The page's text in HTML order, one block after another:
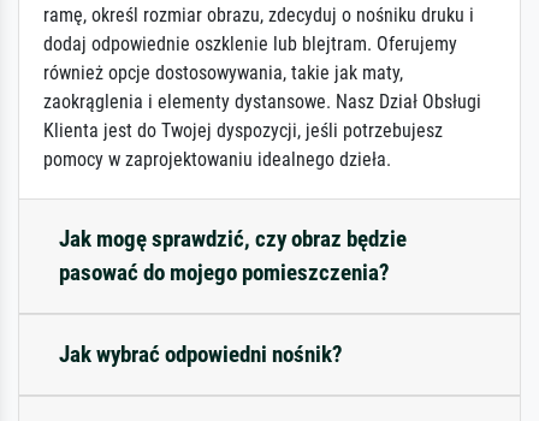
ramę, określ rozmiar obrazu, zdecyduj o nośniku druku i
dodaj odpowiednie oszklenie lub blejtram. Oferujemy
również opcje dostosowywania, takie jak maty,
zaokrąglenia i elementy dystansowe. Nasz Dział Obsługi
Klienta jest do Twojej dyspozycji, jeśli potrzebujesz
pomocy w zaprojektowaniu idealnego dzieła.
Jak mogę sprawdzić, czy obraz będzie
pasować do mojego pomieszczenia?
Jak wybrać odpowiedni nośnik?